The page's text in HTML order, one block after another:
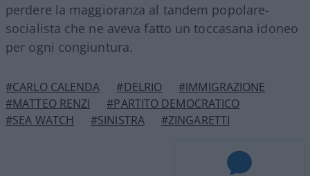
perdere la maggioranza al tandem popolare-
socialista che ne aveva fatto un toccasana idoneo
per ogni congiuntura.
#CARLO CALENDA #DELRIO
#IMMIGRAZIONE
#MATTEO RENZI
#PARTITO DEMOCRATICO
#SEA WATCH
#SINISTRA #ZINGARETTI